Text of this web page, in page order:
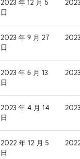
2023 年 12 月 5
日
2023 年 9 月 27
日
2023 年 6 月 13
日
2023 年 4 月 14
日
2022 年 12 月 5
日